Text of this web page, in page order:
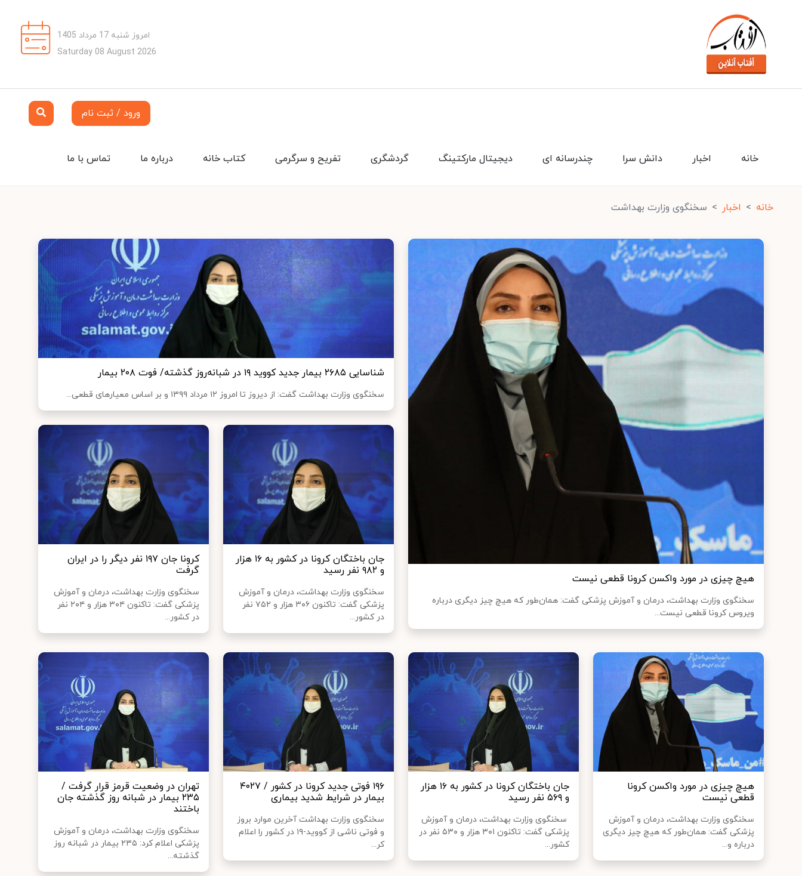
امروز شنبه 17 مرداد 1405
Saturday 08 August 2026
ورود / ثبت نام
تماس با ما درباره ما کتاب خانه تفریح و سرگرمی گردشگری دیجیتال مارکتینگ چندرسانه ای دانش سرا اخبار خانه
خانه اخبار سخنگوی وزارت بهداشت
هیچ چیزی در مورد واکسن کرونا قطعی نیست
سخنگوی وزارت بهداشت، درمان و آموزش پزشکی گفت: همان‌طور که هیچ چیز دیگری درباره
ویروس کرونا قطعی نیست...
شناسایی ٢۶٨۵ بیمار جدید کووید ١٩ در شبانه‌روز گذشته/ فوت ٢٠٨ بیمار
سخنگوی وزارت بهداشت گفت: از دیروز تا امروز ١٢ مرداد ۱۳۹۹ و بر اساس معیارهای قطعی...
جان باختگان کرونا در کشور به ۱۶ هزار
و ۹۸۲ نفر رسید
سخنگوی وزارت بهداشت، درمان و آموزش
پزشکی گفت: تاکنون ۳۰۶ هزار و ۷۵۲ نفر
در کشور...
کرونا جان ۱۹۷ نفر دیگر را در ایران
گرفت
سخنگوی وزارت بهداشت، درمان و آموزش
پزشکی گفت: تاکنون ۳۰۴ هزار و ۲۰۴ نفر
در کشور...
هیچ چیزی در مورد واکسن کرونا
قطعی نیست
سخنگوی وزارت بهداشت، درمان و آموزش
پزشکی گفت: همان‌طور که هیچ چیز دیگری
درباره و...
جان باختگان کرونا در کشور به ۱۶ هزار
و ۵۶۹ نفر رسید
سخنگوی وزارت بهداشت، درمان و آموزش
پزشکی گفت: تاکنون ۳۰۱ هزار و ۵۳۰ نفر در
کشور...
۱۹۶ فوتی جدید کرونا در کشور / ۴۰۲۷
بیمار در شرایط شدید بیماری
سخنگوی وزارت بهداشت آخرین موارد بروز
و فوتی ناشی از کووید-۱۹ در کشور را اعلام
کر...
تهران در وضعیت قرمز قرار گرفت /
۲۳۵ بیمار در شبانه روز گذشته جان
باختند
سخنگوی وزارت بهداشت، درمان و آموزش
پزشکی اعلام کرد: ۲۳۵ بیمار در شبانه روز
گذشته...